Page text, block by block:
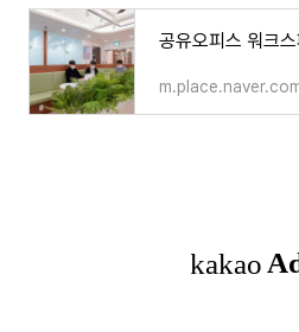
공유오피스 워크